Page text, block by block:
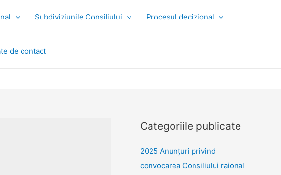
Subdiviziunile Consiliului Procesul decizional
de contact
Categoriile publicate
2025 Anunţuri privind
convocarea Consiliului raional